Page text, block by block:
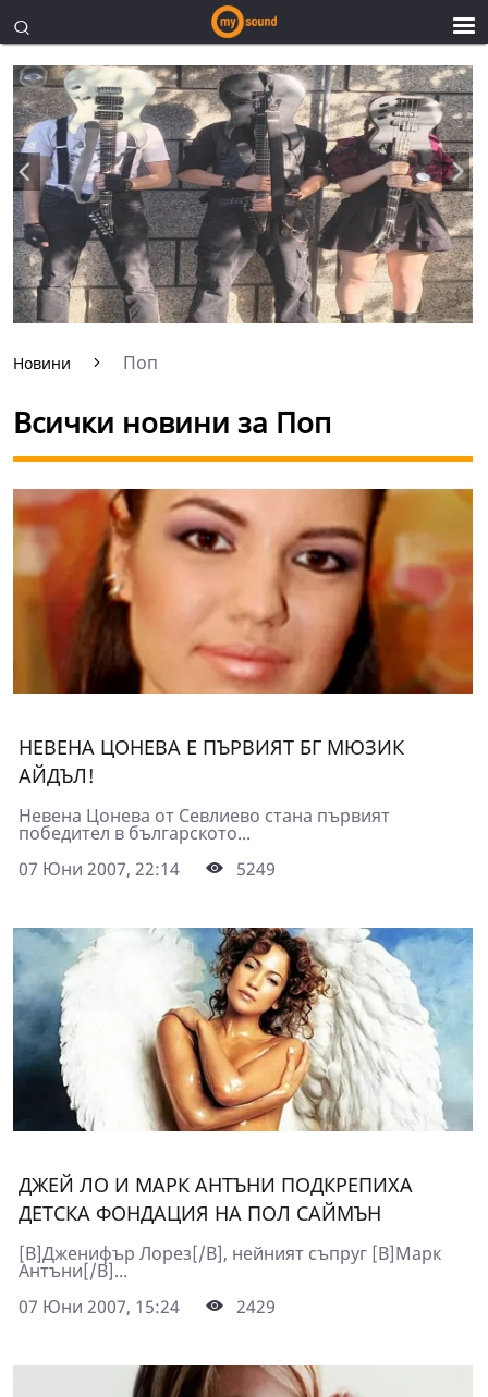
Новини Поп
Всички новини за Поп
НЕВЕНА ЦОНЕВА Е ПЪРВИЯТ БГ МЮЗИК
АЙДЪЛ!
Невена Цонева от Севлиево стана първият
победител в българското...
07 Юни 2007, 22:14
5249
ДЖЕЙ ЛО И МАРК АНТЪНИ ПОДКРЕПИХА
ДЕТСКА ФОНДАЦИЯ НА ПОЛ САЙМЪН
[B]Дженифър Лорез[/B], нейният съпруг [B]Марк
Антъни[/B]...
07 Юни 2007, 15:24
2429